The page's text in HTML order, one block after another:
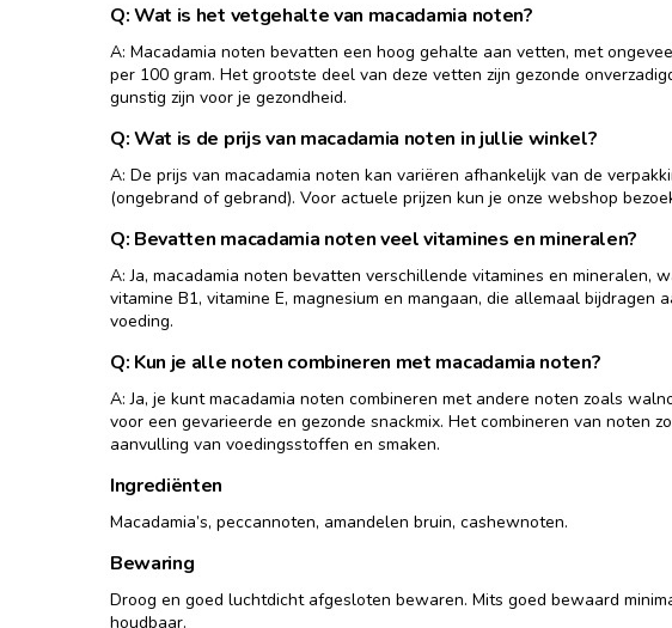
Q: Wat is het vetgehalte van macadamia noten?
A: Macadamia noten bevatten een hoog gehalte aan vetten, met
per 100 gram. Het grootste deel van deze vetten zijn gezonde
gunstig zijn voor je gezondheid.
Q: Wat is de prijs van macadamia noten in jullie winkel?
A: De prijs van macadamia noten kan variëren afhankelijk van de
(ongebrand of gebrand). Voor actuele prijzen kun je onze webshop
Q: Bevatten macadamia noten veel vitamines en mineralen?
A: Ja, macadamia noten bevatten verschillende vitamines en mineralen,
vitamine B1, vitamine E, magnesium en mangaan, die allemaal bijdragen
voeding.
Q: Kun je alle noten combineren met macadamia noten?
A: Ja, je kunt macadamia noten combineren met andere noten zoals
voor een gevarieerde en gezonde snackmix. Het combineren van noten
aanvulling van voedingsstoffen en smaken.
Ingrediënten
Macadamia’s, peccannoten, amandelen bruin, cashewnoten.
Bewaring
Droog en goed luchtdicht afgesloten bewaren. Mits goed bewaard
houdbaar.